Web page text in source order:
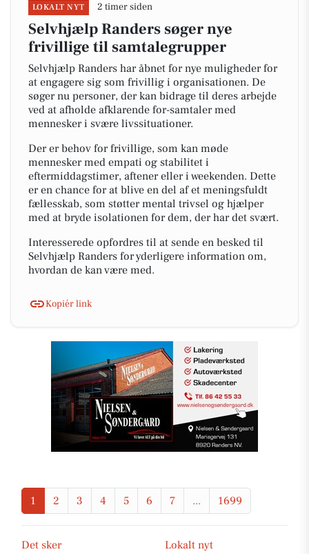
LOKALT NYT 2 timer siden
Selvhjælp Randers søger nye
frivillige til samtalegrupper
Selvhjælp Randers har åbnet for nye muligheder for
at engagere sig som frivillig i organisationen. De
søger nu personer, der kan bidrage til deres arbejde
ved at afholde afklarende for-samtaler med
mennesker i svære livssituationer.
Der er behov for frivillige, som kan møde
mennesker med empati og stabilitet i
eftermiddagstimer, aftener eller i weekenden. Dette
er en chance for at blive en del af et meningsfuldt
fællesskab, som støtter mental trivsel og hjælper
med at bryde isolationen for dem, der har det svært.
Interesserede opfordres til at sende en besked til
Selvhjælp Randers for yderligere information om,
hvordan de kan være med.
Kopiér link
1 2 3 4 5 6 7 ... 1699
Det sker
Lokalt nyt